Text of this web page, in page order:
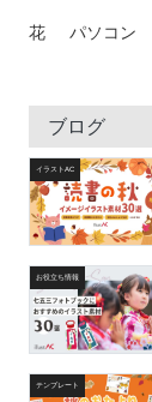
花 パソコン
吹き出し
飛行機 グラフ
歩く 工場
子供 作業員
ブログ
イラストAC
お役立ち情報
テンプレート